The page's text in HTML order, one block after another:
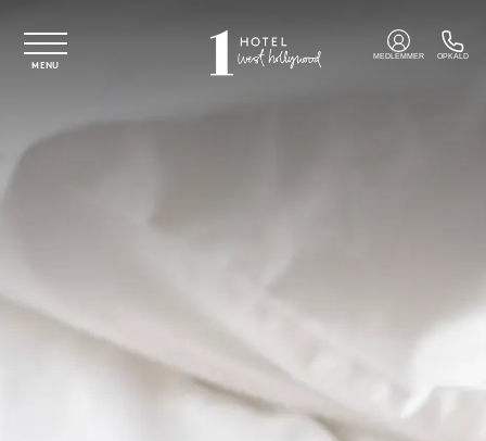
MENU
MEDLEMMER OPKALD